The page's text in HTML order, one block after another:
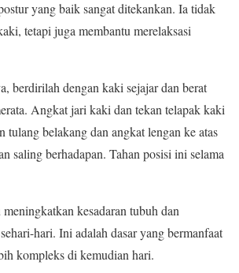
yang baik sangat ditekankan. Ia tidak
tetapi juga membantu merelaksasi
berdirilah dengan kaki sejajar dan berat
Angkat jari kaki dan tekan telapak kaki
tulang belakang dan angkat lengan ke atas
saling berhadapan. Tahan posisi ini selama
meningkatkan kesadaran tubuh dan
hari. Ini adalah dasar yang bermanfaat
kompleks di kemudian hari.